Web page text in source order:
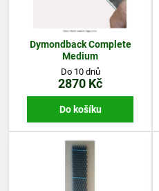
Dymondback Complete
Medium
Do 10 dnů
2870 Kč
Do košíku